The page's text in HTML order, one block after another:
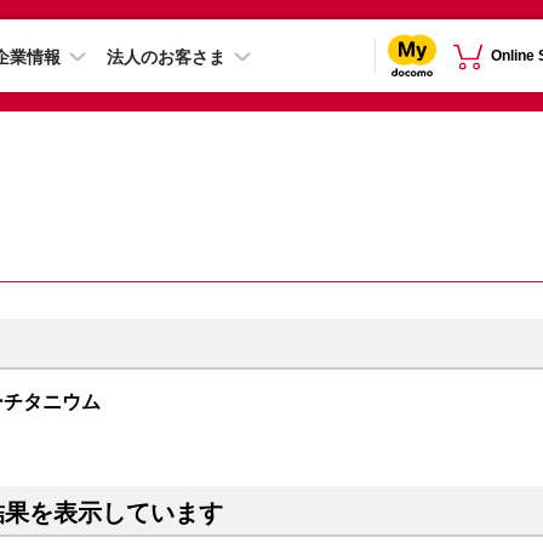
業情報 法人のお客さま Online
タニウム
を表示しています